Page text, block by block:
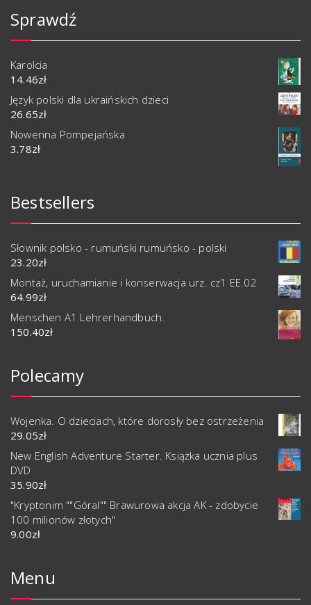
Sprawdź
Karolcia
14.46zł
Język polski dla ukraińskich dzieci
26.65zł
Nowenna Pompejańska
3.78zł
Bestsellers
Słownik polsko - rumuński rumuńsko - polski
23.20zł
Montaż, uruchamianie i konserwacja urz. cz1 EE.02
64.99zł
Menschen A1 Lehrerhandbuch.
150.40zł
Polecamy
Wojenka. O dzieciach, które dorosły bez ostrzeżenia
29.05zł
New English Adventure Starter. Książka ucznia plus
DVD
35.90zł
"Kryptonim ""Góral"" Brawurowa akcja AK - zdobycie
100 milionów złotych"
9.00zł
Menu